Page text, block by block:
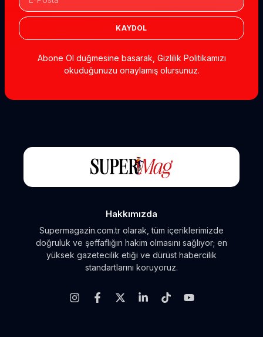
KAYDOL
Abone Ol düğmesine basarak, Gizlilik Politikamızı
okuduğunuzu onaylamış olursunuz.
Hakkımızda
Supermagazin.com.tr olarak, tüm içeriklerimizde
doğruluk ve şeffaflığın hakim olmasını sağlıyor; en
yüksek gazetecilik etiği ve dürüst habercilik
standartlarını koruyoruz.